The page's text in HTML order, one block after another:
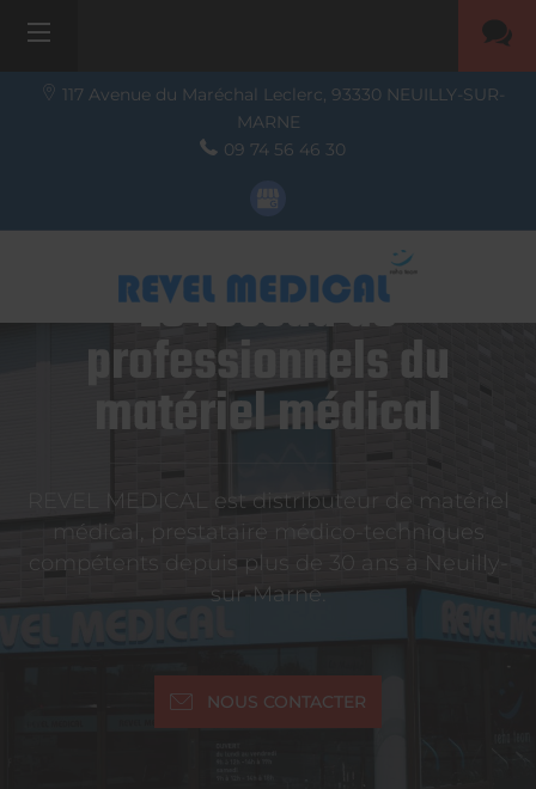
117 Avenue du Maréchal Leclerc, 93330 NEUILLY-SUR-
MARNE
09 74 56 46 30
Le réseau de
professionnels du
matériel médical
REVEL MEDICAL est distributeur de matériel
médical, prestataire médico-techniques
compétents depuis plus de 30 ans à Neuilly-
sur-Marne.
NOUS CONTACTER